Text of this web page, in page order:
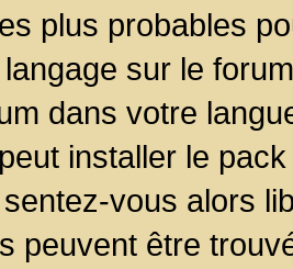
plus probables
sur le
dans votre
installer le
vous alors
peuvent être